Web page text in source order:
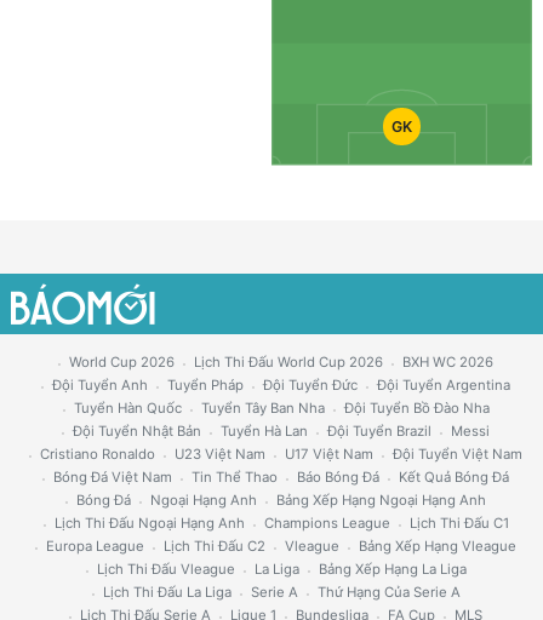
GK
World Cup 2026 Lịch Thi Đấu World Cup 2026
BXH WC 2026
Đội Tuyển Anh
Tuyển Pháp Đội Tuyển Đức
Đội Tuyển Argentina
Tuyển Hàn Quốc
Tuyển Tây Ban Nha
Đội Tuyển Bồ Đào Nha
Đội Tuyển Nhật Bản
Tuyển Hà Lan Đội Tuyển Brazil
Messi
Cristiano Ronaldo
U23 Việt Nam U17 Việt Nam
Đội Tuyển Việt Nam
Bóng Đá Việt Nam
Tin Thể Thao Báo Bóng Đá
Kết Quả Bóng Đá
Bóng Đá
Ngoại Hạng Anh
Bảng Xếp Hạng Ngoại Hạng Anh
Lịch Thi Đấu Ngoại Hạng Anh
Champions League
Lịch Thi Đấu C1
Europa League
Lịch Thi Đấu C2 Vleague
Bảng Xếp Hạng Vleague
Lịch Thi Đấu Vleague
La Liga
Bảng Xếp Hạng La Liga
Lịch Thi Đấu La Liga
Serie A
Thứ Hạng Của Serie A
Lịch Thi Đấu Serie A
Ligue 1 Bundesliga FA Cup MLS